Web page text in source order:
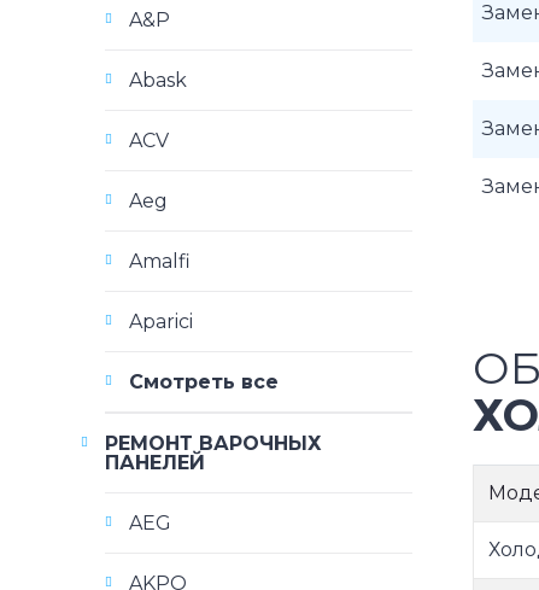
A&P
Abask
ACV
Aeg
Amalfi
Aparici
Смотреть все
РЕМОНТ ВАРОЧНЫХ
ПАНЕЛЕЙ
AEG
AKPO